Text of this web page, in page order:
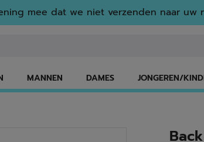
mee dat we niet verzenden naar uw
MANNEN DAMES JONGEREN/